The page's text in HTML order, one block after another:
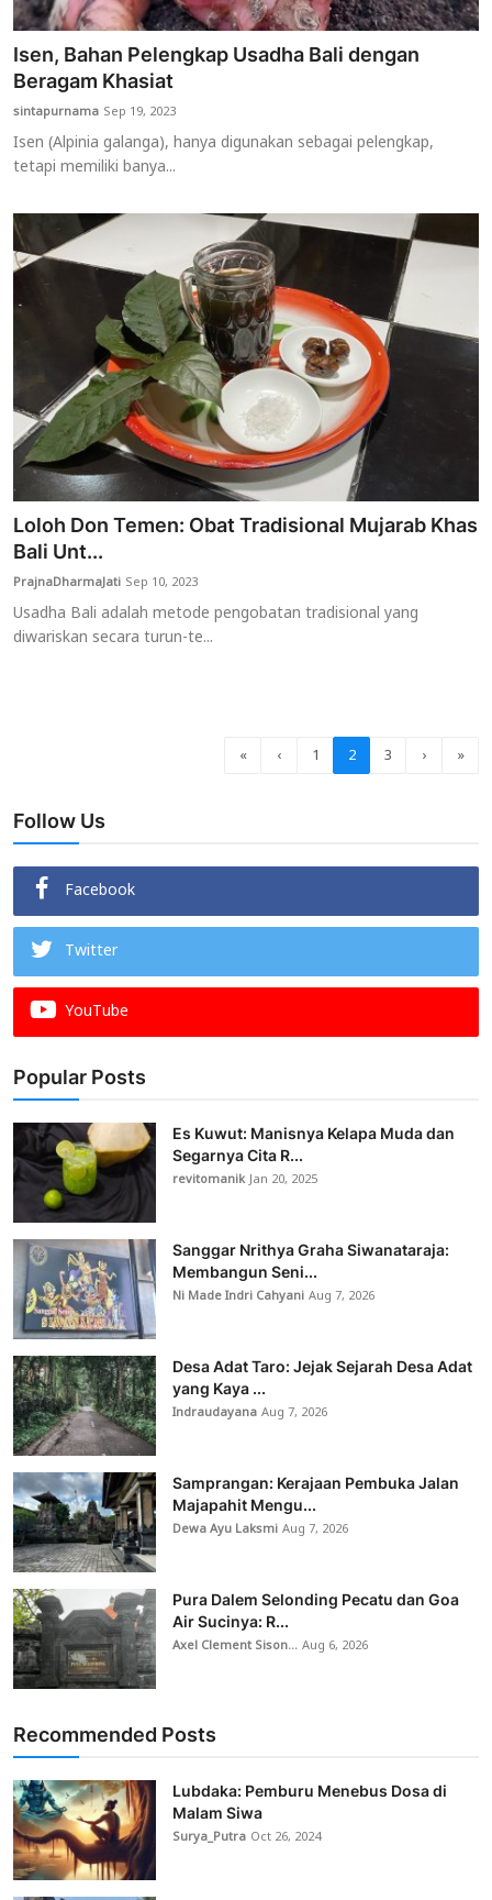
Isen, Bahan Pelengkap Usadha Bali dengan
Beragam Khasiat
sintapurnama Sep 19, 2023
Isen (Alpinia galanga), hanya digunakan sebagai pelengkap,
tetapi memiliki banya...
Loloh Don Temen: Obat Tradisional Mujarab Khas
Bali Unt...
PrajnaDharmaJati Sep 10, 2023
Usadha Bali adalah metode pengobatan tradisional yang
diwariskan secara turun-te...
« ‹ 1 2 3 › »
Follow Us
Facebook
Twitter
YouTube
Popular Posts
Es Kuwut: Manisnya Kelapa Muda dan
Segarnya Cita R...
revitomanikJan 20, 2025
Sanggar Nrithya Graha Siwanataraja:
Membangun Seni...
Ni Made Indri CahyaniAug 7, 2026
Desa Adat Taro: Jejak Sejarah Desa Adat
yang Kaya ...
IndraudayanaAug 7, 2026
Samprangan: Kerajaan Pembuka Jalan
Majapahit Mengu...
Dewa Ayu LaksmiAug 7, 2026
Pura Dalem Selonding Pecatu dan Goa
Air Sucinya: R...
Axel Clement Sison...Aug 6, 2026
Recommended Posts
Lubdaka: Pemburu Menebus Dosa di
Malam Siwa
Surya_Putra Oct 26, 2024